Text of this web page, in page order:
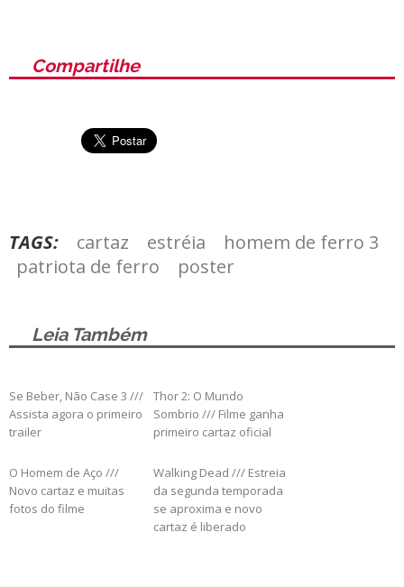
Compartilhe
TAGS: cartaz estréia
homem de ferro 3
patriota de ferro
poster
Leia Também
Se Beber, Não Case 3 ///
Assista agora o primeiro
trailer
Thor 2: O Mundo
Sombrio /// Filme ganha
primeiro cartaz oficial
O Homem de Aço ///
Novo cartaz e muitas
fotos do filme
Walking Dead /// Estreia
da segunda temporada
se aproxima e novo
cartaz é liberado